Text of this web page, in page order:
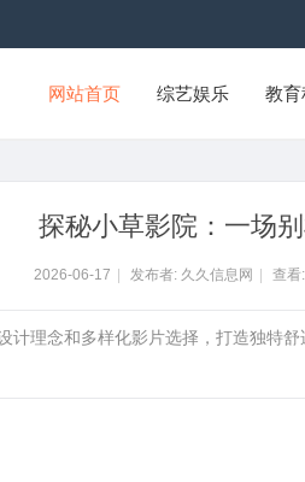
网站首页 综艺娱乐 教
探秘小草影院：一场
2026-06-17 发布者: 久久信息网 查
计理念和多样化影片选择，打造独特